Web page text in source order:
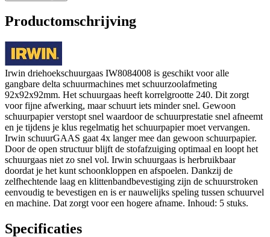
Productomschrijving
Irwin driehoekschuurgaas IW8084008 is geschikt voor alle
gangbare delta schuurmachines met schuurzoolafmeting
92x92x92mm. Het schuurgaas heeft korrelgrootte 240. Dit zorgt
voor fijne afwerking, maar schuurt iets minder snel. Gewoon
schuurpapier verstopt snel waardoor de schuurprestatie snel afneemt
en je tijdens je klus regelmatig het schuurpapier moet vervangen.
Irwin schuurGAAS gaat 4x langer mee dan gewoon schuurpapier.
Door de open structuur blijft de stofafzuiging optimaal en loopt het
schuurgaas niet zo snel vol. Irwin schuurgaas is herbruikbaar
doordat je het kunt schoonkloppen en afspoelen. Dankzij de
zelfhechtende laag en klittenbandbevestiging zijn de schuurstroken
eenvoudig te bevestigen en is er nauwelijks speling tussen schuurvel
en machine. Dat zorgt voor een hogere afname. Inhoud: 5 stuks.
Specificaties